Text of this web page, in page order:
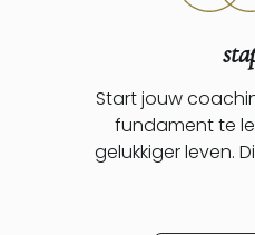
Start jouw
fundament te
gelukkiger leven.